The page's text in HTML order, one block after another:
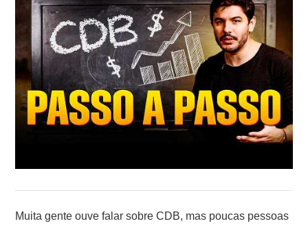
Muita gente ouve falar sobre CDB, mas poucas pessoas